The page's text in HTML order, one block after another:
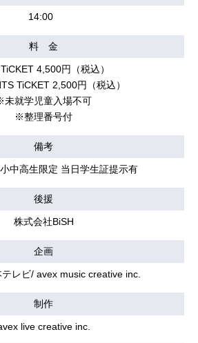
14:00
料 金
4,500円（税込）
TiCKET 2,500円（税込）
未就学児童入場不可
※整理番号付
備考
中高生限定 当日学生証提示有
後援
株式会社BiSH
企画
レビ/ avex music creative inc.
制作
live creative inc.